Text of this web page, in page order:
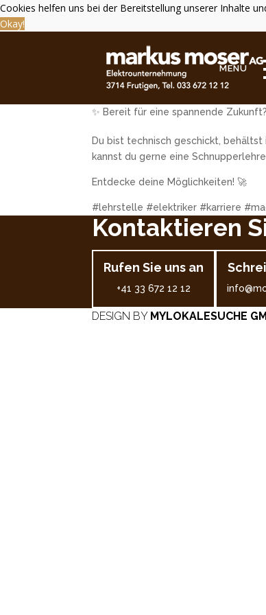
Cookies helfen uns bei der Bereitstellung unserer Inhalte
Okay!
✨ Bereit für eine spannende
Du bist technisch geschickt, behältst
kannst du gerne eine
Entdecke deine Möglichkeiten! 🚀
#lehrstelle #elektriker #karriere
Kontaktieren
Rufen Sie uns an
+41 33 672 12 12
DESIGN BY MYLOKALESUCHE